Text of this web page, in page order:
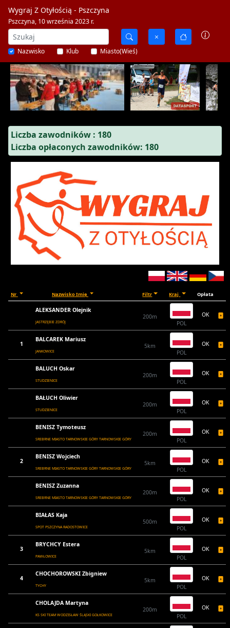
Wygraj Z Otyłością - Pszczyna
Pszczyna, 10 września 2023 r.
Nazwisko Klub Miasto(Wieś)
Liczba zawodników : 180
Liczba opłaconych zawodników: 180
Nr Nazwisko Imię Filtr Kraj Opłata
ALEKSANDER Olejnik
JASTRZĘBIE ZDRÓJ
200m
POL
OK
1
BALCAREK Mariusz
JANKOWICE
5km
POL
OK
BALUCH Oskar
STUDZIENICE
200m
POL
OK
BAŁUCH Oliwier
STUDZIENICE
200m
POL
OK
BENISZ Tymoteusz
SREBRNE MIASTO TARNOWSKIE GÓRY TARNOWSKIE GÓRY
200m
POL
OK
2
BENISZ Wojciech
SREBRNE MIASTO TARNOWSKIE GÓRY TARNOWSKIE GÓRY
5km
POL
OK
BENISZ Zuzanna
SREBRNE MIASTO TARNOWSKIE GÓRY TARNOWSKIE GÓRY
200m
POL
OK
BIAŁAS Kaja
SPOT PSZCZYNA RADOSTOWICE
500m
POL
OK
3
BRYCHCY Estera
PAWŁOWICE
5km
POL
OK
4
CHOCHOROWSKI Zbigniew
TYCHY
5km
POL
OK
CHOLAJDA Martyna
KS SKI TEAM WODZISŁAW ŚLĄSKI GOŁKOWICE
200m
POL
OK